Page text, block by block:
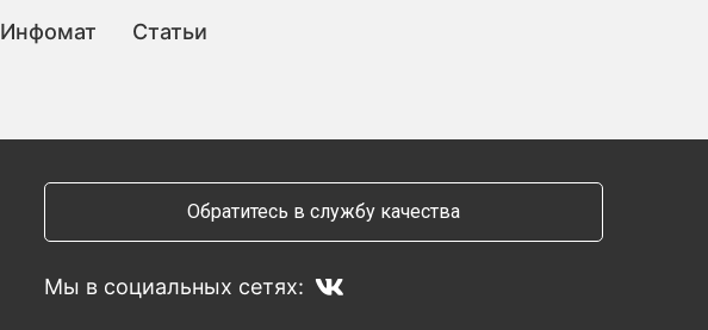
Инфомат Статьи
Обратитесь в службу качества
Мы в социальных сетях: